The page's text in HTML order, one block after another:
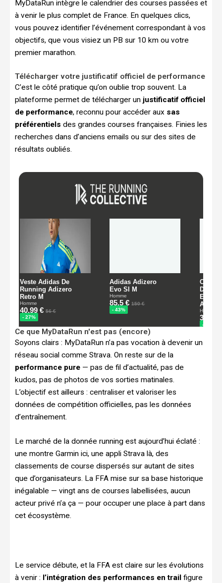
MyDataRun intègre le calendrier des courses passées et
à venir le plus complet de France. En quelques clics,
vous pouvez identifier l’événement correspondant à vos
objectifs, que vous visiez un PB sur 10 km ou votre
premier marathon.
Télécharger votre justificatif officiel de performance
C’est le côté pratique qu’on oublie trop souvent. La
plateforme permet de télécharger un justificatif officiel
de performance, reconnu pour accéder aux sas
préférentiels des grandes courses françaises. Finies les
recherches dans d’anciens emails ou sur des sites de
résultats oubliés.
Ce que MyDataRun n'est pas (encore)
Soyons clairs : MyDataRun n’a pas vocation à devenir un
réseau social comme Strava. On reste sur de la
performance pure — pas de fil d’actualité, pas de
kudos, pas de photos de vos sorties matinales.
L’objectif est ailleurs : centraliser et valoriser les
données de compétition officielles, pas les données
d’entraînement.
Le marché de la donnée running est aujourd’hui éclaté :
une montre Garmin ici, une appli Strava là, des
classements de course dispersés sur autant de sites
que d’organisateurs. La FFA mise sur sa base historique
inégalable — vingt ans de courses labellisées, aucun
acteur privé n’a ça — pour occuper une place à part dans
cet écosystème.
Le service débute, et la FFA est claire sur les évolutions
à venir : l’intégration des performances en trail figure